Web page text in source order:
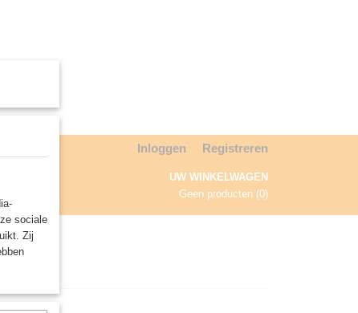
Inloggen Registreren
UW WINKELWAGEN
Geen producten (0)
sociale
Zij